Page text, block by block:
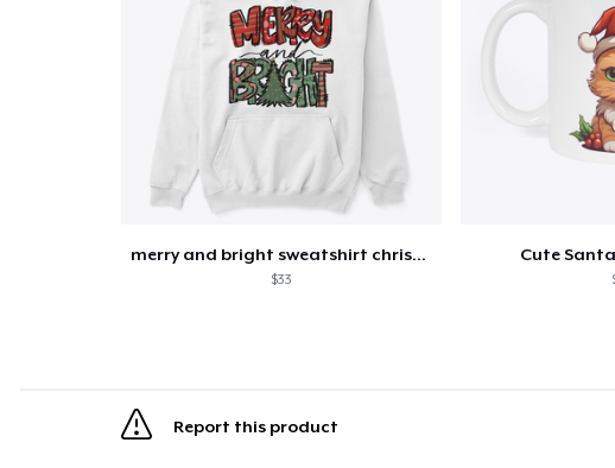
merry and bright sweatshirt christmas
$33
Cute
Report this product